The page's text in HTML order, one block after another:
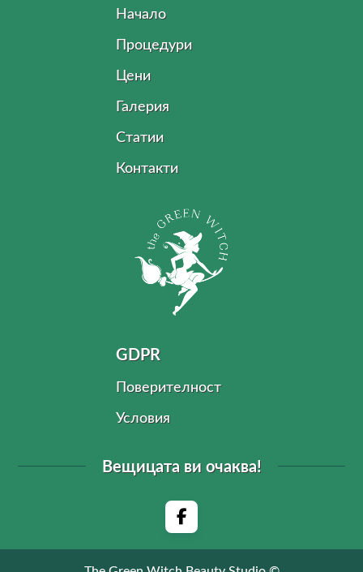
Начало
Процедури
Цени
Галерия
Статии
Контакти
GDPR
Поверителност
Условия
Вещицата ви очаква!